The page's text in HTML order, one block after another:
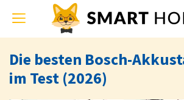
Toggle
navigation
Die besten Bosch-
im Test (2026)